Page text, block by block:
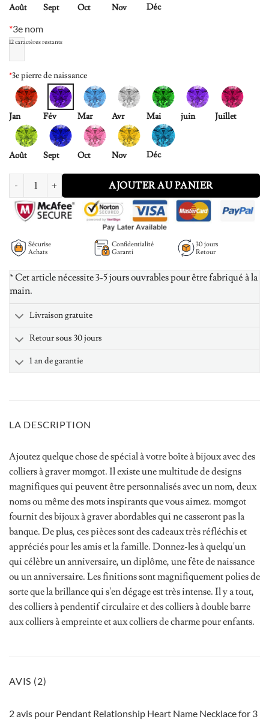
Août Sept Oct Nov
Déc
*3e nom
12caractères restants
*3e pierre de naissance
Jan Fév Mar Avr Mai juin Juillet
Août Sept Oct Nov Déc
quantité de Pendant Relationship Heart Name Necklace for 3
AJOUTER AU PANIER
Sécurise
Achats
Confidentialité
Garanti
30 jours
Retour
* Cet article nécessite 3-5 jours ouvrables pour être fabriqué à la
main.
Livraison gratuite
Retour sous 30 jours
1 an de garantie
LA DESCRIPTION
Ajoutez quelque chose de spécial à votre boîte à bijoux avec des
colliers à graver momgot. Il existe une multitude de designs
magnifiques qui peuvent être personnalisés avec un nom, deux
noms ou même des mots inspirants que vous aimez. momgot
fournit des bijoux à graver abordables qui ne casseront pas la
banque. De plus, ces pièces sont des cadeaux très réfléchis et
appréciés pour les amis et la famille. Donnez-les à quelqu'un
qui célèbre un anniversaire, un diplôme, une fête de naissance
ou un anniversaire. Les finitions sont magnifiquement polies de
sorte que la brillance qui s'en dégage est très intense. Il y a tout,
des colliers à pendentif circulaire et des colliers à double barre
aux colliers à empreinte et aux colliers de charme pour enfants.
AVIS (2)
2 avis pour Pendant Relationship Heart Name Necklace for 3